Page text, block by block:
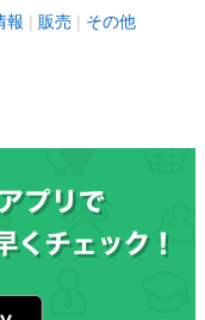
報 販売 その他